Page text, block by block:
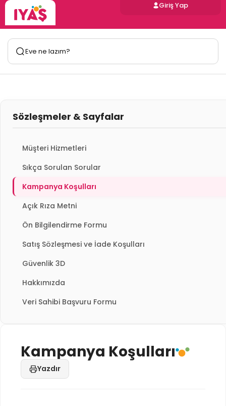
Giriş Yap
Sözleşmeler & Sayfalar
Müşteri Hizmetleri
Sıkça Sorulan Sorular
Kampanya Koşulları
Açık Rıza Metni
Ön Bilgilendirme Formu
Satış Sözleşmesi ve İade Koşulları
Güvenlik 3D
Hakkımızda
Veri Sahibi Başvuru Formu
Kampanya Koşulları
Yazdır